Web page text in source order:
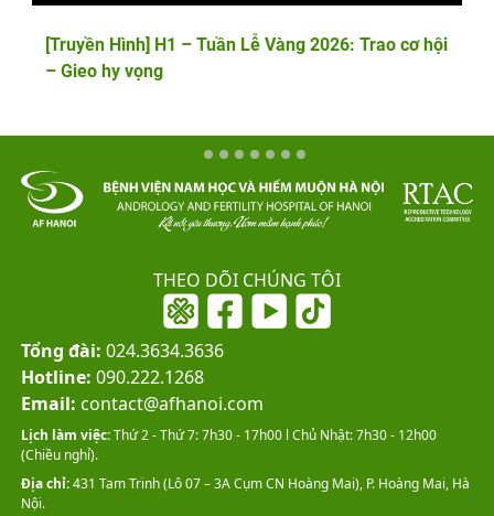
[Truyền Hình] H1 – Tuần Lễ Vàng 2026: Trao cơ hội
– Gieo hy vọng
THEO DÕI CHÚNG TÔI
Tổng đài: 024.3634.3636
Hotline: 090.222.1268
Email: contact@afhanoi.com
Lịch làm việc:Thứ 2 - Thứ 7: 7h30 - 17h00 l Chủ Nhật: 7h30 - 12h00
(Chiều nghỉ).
Địa chỉ:431 Tam Trinh (Lô 07 – 3A Cụm CN Hoàng Mai), P. Hoàng Mai, Hà
Nội.